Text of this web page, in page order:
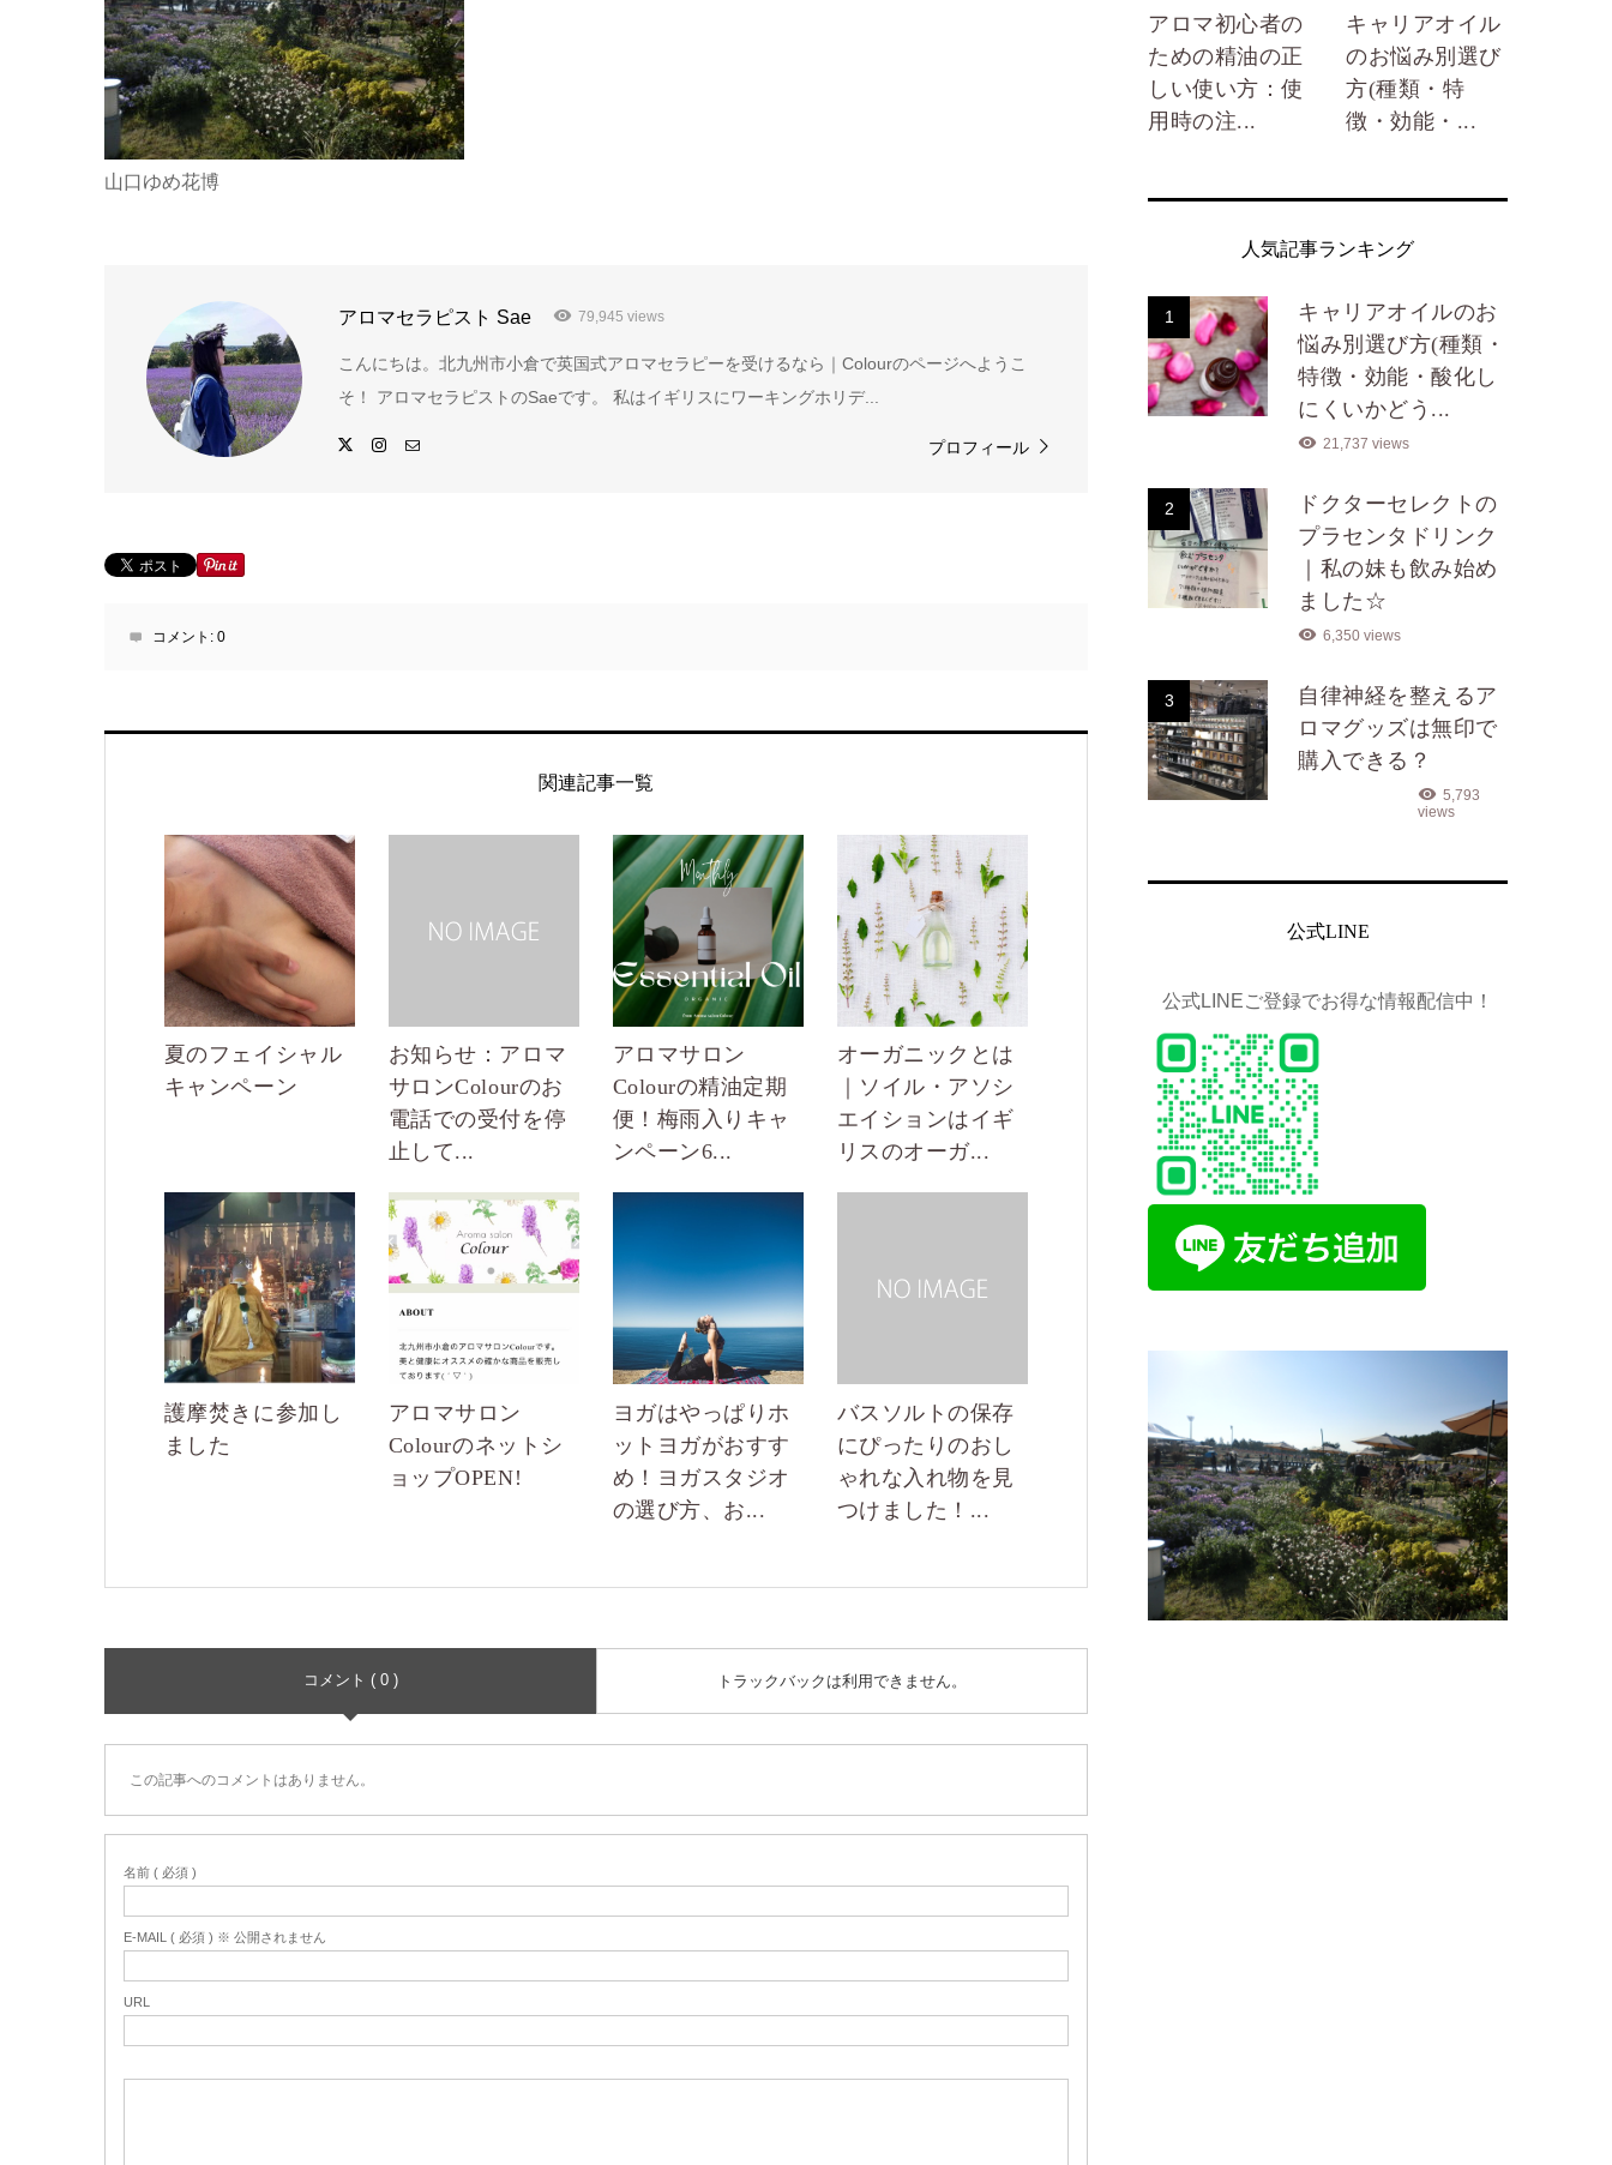
山口ゆめ花博
アロマセラピスト Sae 79,945 views
こんにちは。北九州市小倉で英国式アロマセラピーを受けるなら｜Colourのページへようこ
そ！ アロマセラピストのSaeです。 私はイギリスにワーキングホリデ...
プロフィール
コメント: 0
関連記事一覧
夏のフェイシャル
キャンペーン
お知らせ：アロマ
サロンColourのお
電話での受付を停
止して...
アロマサロン
Colourの精油定期
便！梅雨入りキャ
ンペーン6...
オーガニックとは
｜ソイル・アソシ
エイションはイギ
リスのオーガ...
護摩焚きに参加し
ました
アロマサロン
Colourのネットシ
ョップOPEN!
ヨガはやっぱりホ
ットヨガがおすす
め！ヨガスタジオ
の選び方、お...
バスソルトの保存
にぴったりのおし
ゃれな入れ物を見
つけました！...
コメント ( 0 ) トラックバックは利用できません。
この記事へのコメントはありません。
名前 ( 必須 )
E-MAIL ( 必須 ) ※ 公開されません
URL
アロマ初心者の
ための精油の正
しい使い方：使
用時の注...
キャリアオイル
のお悩み別選び
方(種類・特
徴・効能・...
人気記事ランキング
1
キャリアオイルのお
悩み別選び方(種類・
特徴・効能・酸化し
にくいかどう...
21,737 views
2
ドクターセレクトの
プラセンタドリンク
｜私の妹も飲み始め
ました☆
6,350 views
3
自律神経を整えるア
ロマグッズは無印で
購入できる？
5,793
views
公式LINE
公式LINEご登録でお得な情報配信中！